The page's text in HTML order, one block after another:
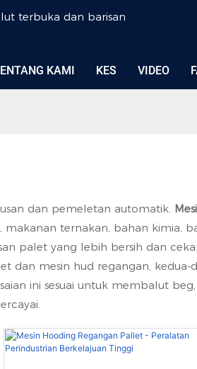
terbuka dan barisan
KAMI KES VIDEO
dan pemeletan automatik.
ternakan, bahan kimia,
palet yang lebih bersih dan
dan mesin hud regangan,
ini sesuai untuk membalut